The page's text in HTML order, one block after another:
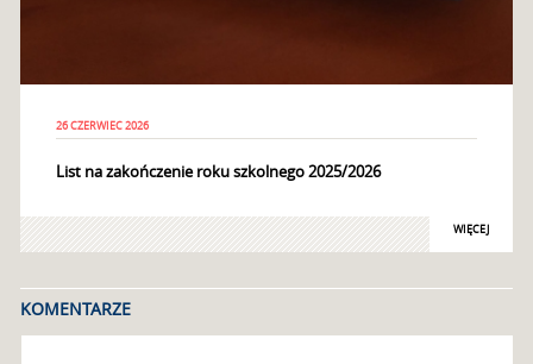
26 CZERWIEC 2026
List na zakończenie roku szkolnego 2025/2026
WIĘCEJ
KOMENTARZE